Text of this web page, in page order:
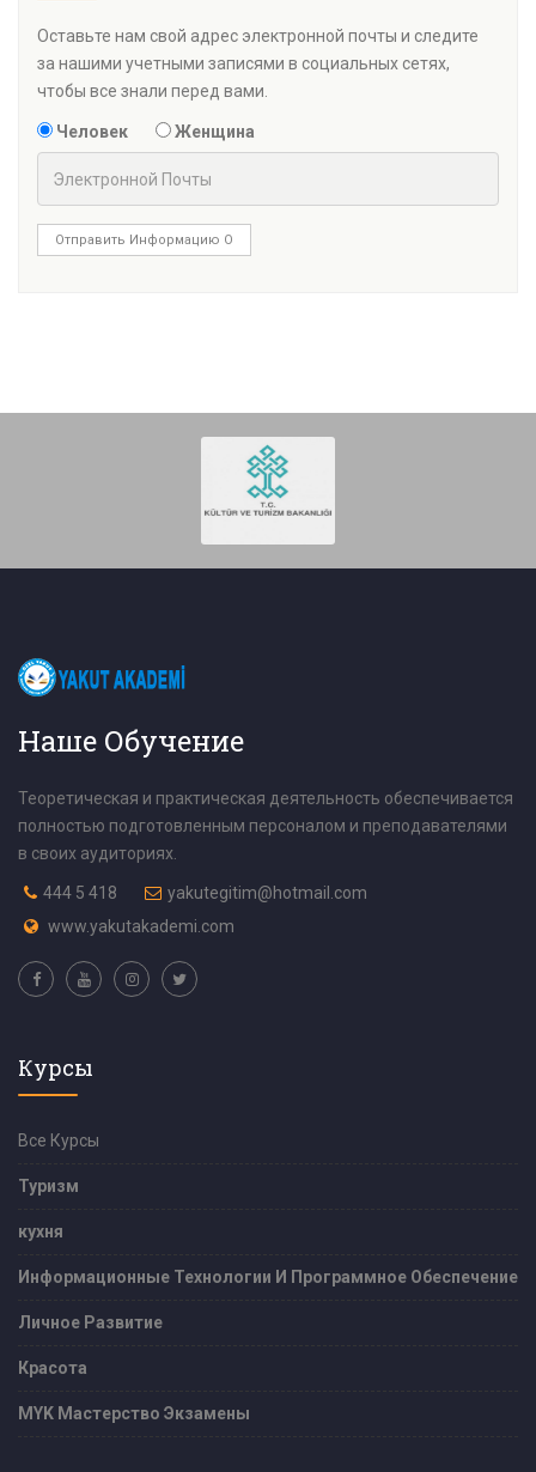
Оставьте нам свой адрес электронной почты и следите
за нашими учетными записями в социальных сетях,
чтобы все знали перед вами.
Человек Женщина
Отправить Информацию О
Наше Обучение
Теоретическая и практическая деятельность обеспечивается
полностью подготовленным персоналом и преподавателями
в своих аудиториях.
444 5 418
yakutegitim@hotmail.com
www.yakutakademi.com
Курсы
Все Курсы
Туризм
кухня
Информационные Технологии И Программное Обеспечение
Личное Развитие
Красота
MYK Мастерство Экзамены